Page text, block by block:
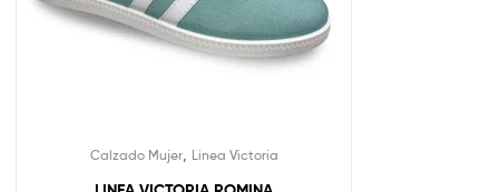
Calzado Mujer, Linea Victoria